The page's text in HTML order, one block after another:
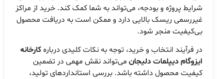
شرایط پروژه و بودجه، می‌تواند به شما کمک کند. خرید از مراکز
غیررسمی ریسک بالایی دارد و ممکن است به دریافت محصول
بی‌کیفیت منجر شود.
در فرآیند انتخاب و خرید، توجه به نکات کلیدی دربارهکارخانه
ایزوگام دیپلمات دلیجان می‌تواند نقش مهمی در تضمین
کیفیت محصول داشته باشد. بررسی استانداردهای تولید،